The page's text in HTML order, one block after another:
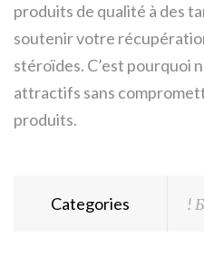
produits de qualité à des
soutenir votre
stéroïdes. C’est pourquoi
attractifs sans
produits.
Categories !